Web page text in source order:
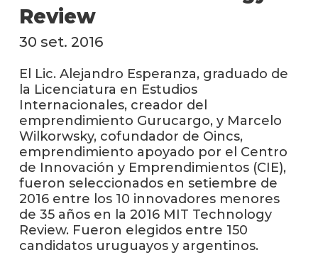
Review
en
30 set. 2016
El Lic. Alejandro Esperanza, graduado de
la Licenciatura en Estudios
Internacionales, creador del
emprendimiento Gurucargo, y Marcelo
Wilkorwsky, cofundador de Oincs,
emprendimiento apoyado por el Centro
de Innovación y Emprendimientos (CIE),
fueron seleccionados en setiembre de
2016 entre los 10 innovadores menores
de 35 años en la 2016 MIT Technology
Review. Fueron elegidos entre 150
candidatos uruguayos y argentinos.